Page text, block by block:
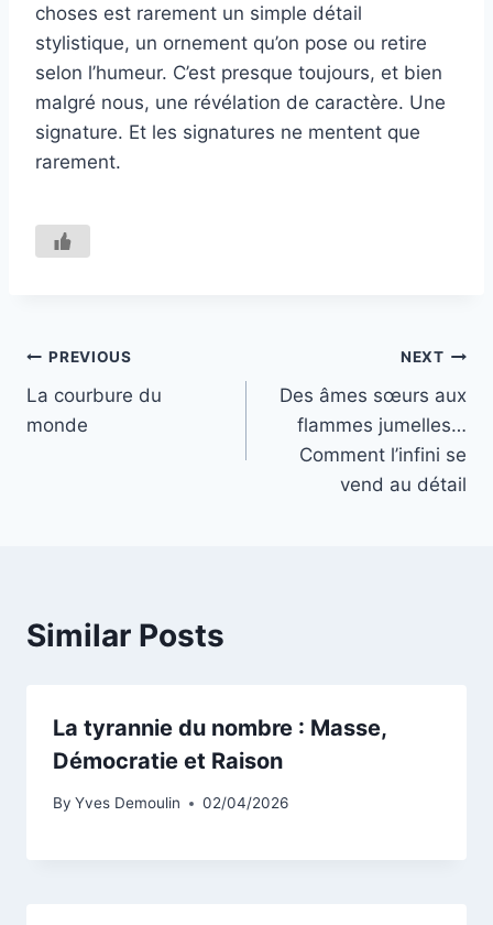
choses est rarement un simple détail
stylistique, un ornement qu’on pose ou retire
selon l’humeur. C’est presque toujours, et bien
malgré nous, une révélation de caractère. Une
signature. Et les signatures ne mentent que
rarement.
Navigation
de
PREVIOUS
La courbure du
monde
NEXT
Des âmes sœurs aux
flammes jumelles…
Comment l’infini se
vend au détail
Similar Posts
La tyrannie du nombre : Masse,
Démocratie et Raison
By Yves Demoulin 02/04/2026